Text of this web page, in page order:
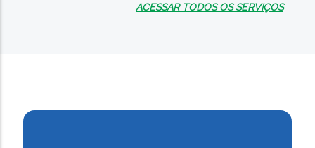
ACESSAR TODOS OS SERVIÇOS